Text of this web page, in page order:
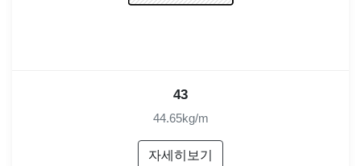
43
44.65kg/m
자세히보기